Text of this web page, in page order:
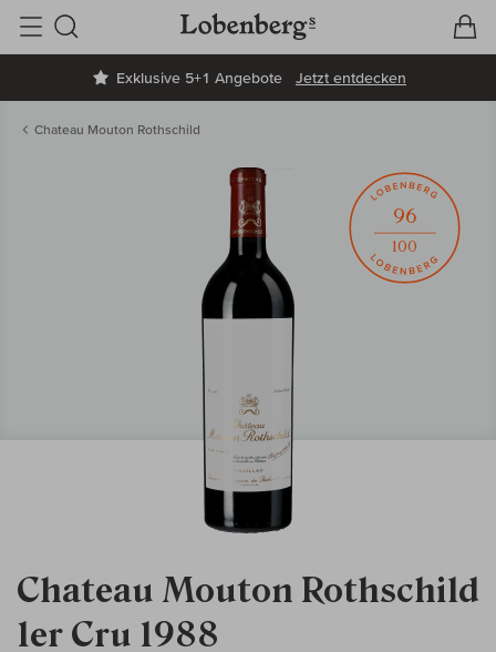
Exklusive 5+1 Angebote Jetzt entdecken
Suche
Chateau Mouton Rothschild
Chateau Mouton Rothschild
1er Cru 1988
96
100